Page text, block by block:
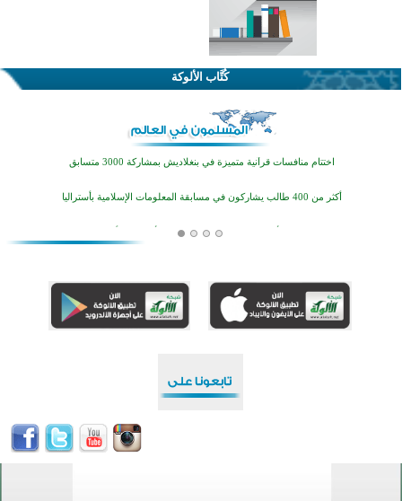
كُتَّاب الألوكة
اختتام الدورة التاسعة لمسابقة حفظ وتلاوة القرآن الكريم في أزناكاييف
تيسليتش تختتم برنامجا تعليميا لتعزيز القيم وبناء الشخصية للشباب المسلمين
اختتام منافسات قرآنية متميزة في بنغلاديش بمشاركة 3000 متسابق
أكثر من 400 طالب يشاركون في مسابقة المعلومات الإسلامية بأستراليا
افتتاح تاريخي لأول مسجد في بلييفليا بالجبل الأسود منذ أكثر من قرن
أكبر مشروع إسلامي في ريف أستراليا يفتتح أبوابه بعد سنوات من العمل والعطاء
اختتام منافسات قرآنية متميزة في بنغلاديش بمشاركة 3000 متسابق